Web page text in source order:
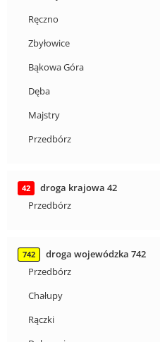
Ręczno
Zbyłowice
Bąkowa Góra
Dęba
Majstry
Przedbórz
42
droga krajowa 42
Przedbórz
742
droga wojewódzka 742
Przedbórz
Chałupy
Rączki